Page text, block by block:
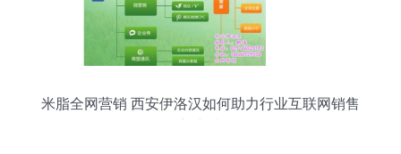
米脂全网营销 西安伊洛汉如何助力行业互联网销售